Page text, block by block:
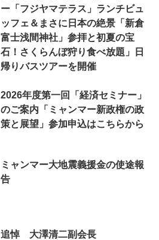
ー「フジヤマテラス」ランチビュ
ッフェ＆まさに日本の絶景「新倉
富士浅間神社」参拝と初夏の宝
石！さくらんぼ狩り食べ放題」日
帰りバスツアーを開催
2026年度第一回「経済セミナー」
のご案内「ミャンマー新政権の政
策と展望」参加申込はこちらから
ミャンマー大地震義援金の使途報
告
追悼 大澤清二副会長